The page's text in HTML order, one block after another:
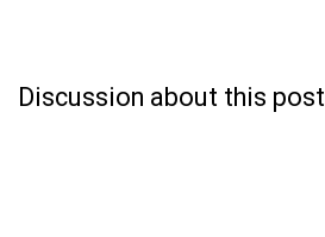
Discussion about this post